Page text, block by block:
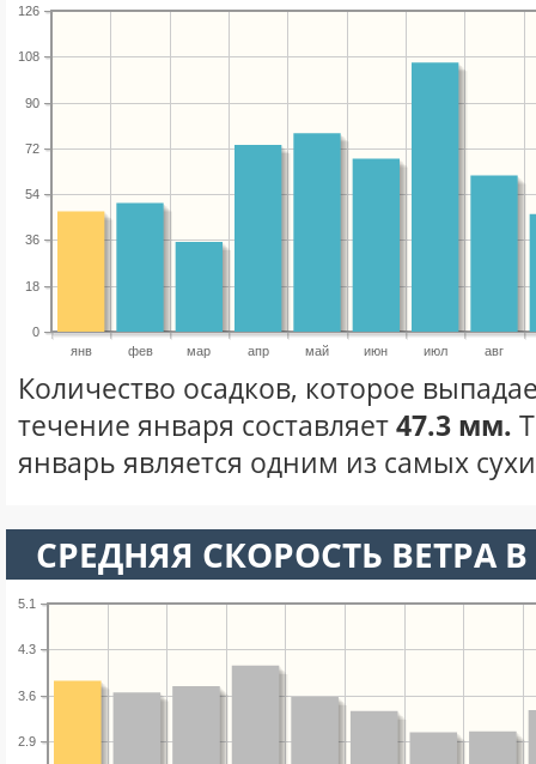
янв фев мар апр май июн июл авг
0
18
36
54
72
90
108
126
Количество осадков, которое
течение января составляет47.3 мм.
январь является одним из самых
СРЕДНЯЯ СКОРОСТЬ ВЕТРА
2.9
3.6
4.3
5.1